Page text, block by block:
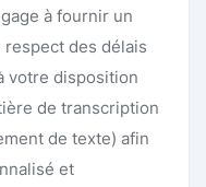
à fournir un
des délais
votre disposition
de transcription
de texte) afin
et